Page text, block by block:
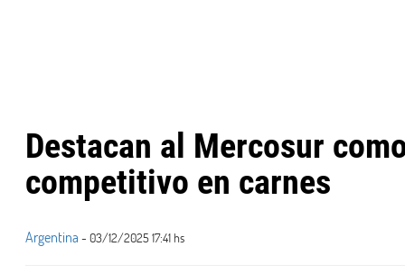
Destacan al Mercosur
competitivo en carnes
Argentina - 03/12/2025 17:41 hs